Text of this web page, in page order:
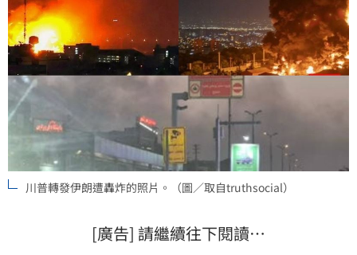
川普轉發伊朗遭轟炸的照片。（圖／取自truthsocial）
[廣告] 請繼續往下閱讀…